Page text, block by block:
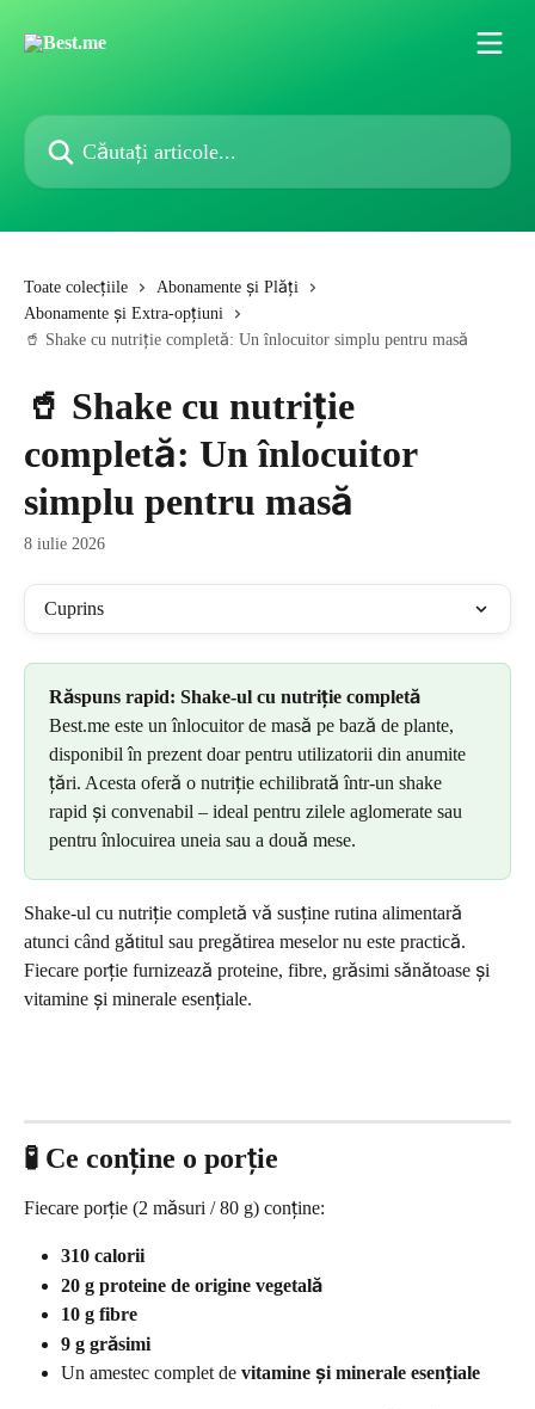
Căutați articole...
Toate colecțiile
Abonamente și Plăți
Abonamente și Extra-opțiuni
🥤 Shake cu nutriție completă: Un înlocuitor simplu pentru masă
🥤 Shake cu nutriție
completă: Un înlocuitor
simplu pentru masă
8 iulie 2026
Cuprins
Răspuns rapid: Shake-ul cu nutriție completă
Best.me este un înlocuitor de masă pe bază de plante,
disponibil în prezent doar pentru utilizatorii din anumite
țări. Acesta oferă o nutriție echilibrată într-un shake
rapid și convenabil – ideal pentru zilele aglomerate sau
pentru înlocuirea uneia sau a două mese.
Shake-ul cu nutriție completă vă susține rutina alimentară
atunci când gătitul sau pregătirea meselor nu este practică.
Fiecare porție furnizează proteine, fibre, grăsimi sănătoase și
vitamine și minerale esențiale.
🧪 Ce conține o porție
Fiecare porție (2 măsuri / 80 g) conține:
310 calorii
20 g proteine de origine vegetală
10 g fibre
9 g grăsimi
Un amestec complet de vitamine și minerale esențiale